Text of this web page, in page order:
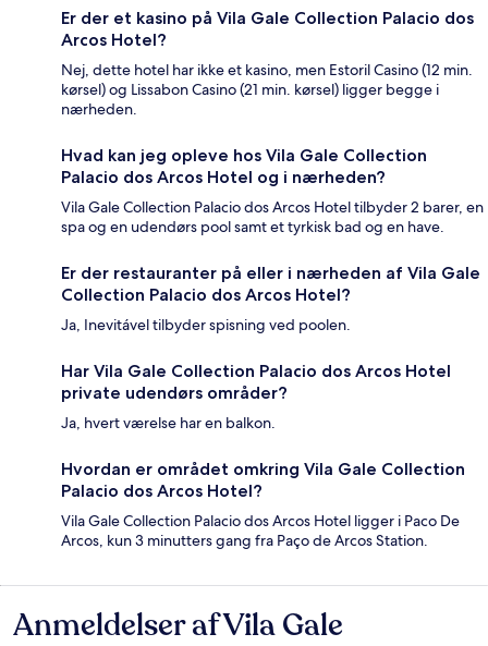
Er der et kasino på Vila Gale Collection Palacio dos
Arcos Hotel?
Nej, dette hotel har ikke et kasino, men Estoril Casino (12 min.
kørsel) og Lissabon Casino (21 min. kørsel) ligger begge i
nærheden.
Hvad kan jeg opleve hos Vila Gale Collection
Palacio dos Arcos Hotel og i nærheden?
Vila Gale Collection Palacio dos Arcos Hotel tilbyder 2 barer, en
spa og en udendørs pool samt et tyrkisk bad og en have.
Er der restauranter på eller i nærheden af Vila Gale
Collection Palacio dos Arcos Hotel?
Ja, Inevitável tilbyder spisning ved poolen.
Har Vila Gale Collection Palacio dos Arcos Hotel
private udendørs områder?
Ja, hvert værelse har en balkon.
Hvordan er området omkring Vila Gale Collection
Palacio dos Arcos Hotel?
Vila Gale Collection Palacio dos Arcos Hotel ligger i Paco De
Arcos, kun 3 minutters gang fra Paço de Arcos Station.
Anmeldelser
Anmeldelser af Vila Gale